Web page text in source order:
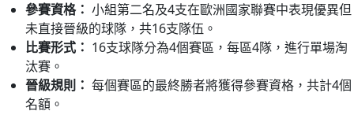
參賽資格： 小組第二名及4支在歐洲國家聯賽中表現優異但
未直接晉級的球隊，共16支隊伍。
比賽形式： 16支球隊分為4個賽區，每區4隊，進行單場淘
汰賽。
晉級規則： 每個賽區的最終勝者將獲得參賽資格，共計4個
名額。